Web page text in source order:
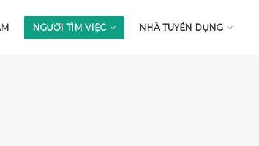
NGƯỜI TÌM VIỆC NHÀ TUYỂN DỤNG